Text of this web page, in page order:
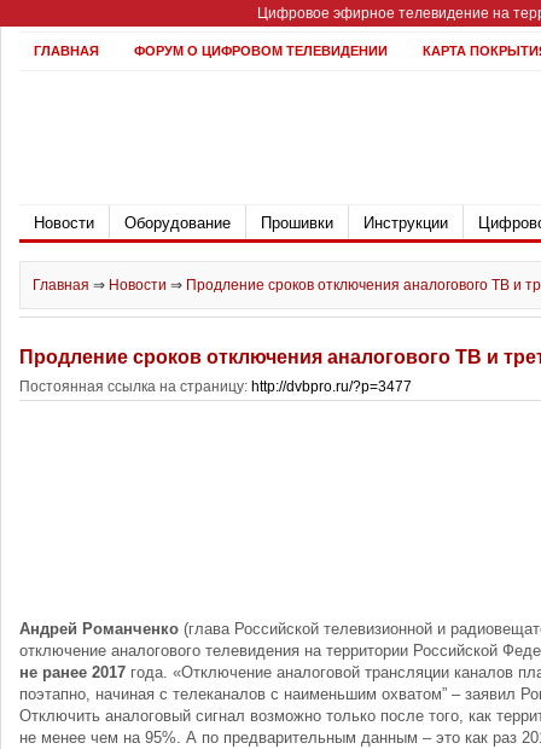
Цифровое эфирное телевидение на
ГЛАВНАЯ ФОРУМ О ЦИФРОВОМ ТЕЛЕВИДЕНИИ КАРТА
Новости Оборудование Прошивки Инструкции
Главная ⇒ Новости ⇒ Продление сроков отключения аналогового ТВ и
Продление сроков отключения аналогового ТВ и
Постоянная ссылка на страницу: http://dvbpro.ru/?p=3477
Андрей Романченко (глава Российской телевизионной и
отключение аналогового телевидения на территории Российской
не ранее 2017 года. «Отключение аналоговой трансляции каналов
поэтапно, начиная с телеканалов с наименьшим охватом” – заявил
Отключить аналоговый сигнал возможно только после того, как
не менее чем на 95%. А по предварительным данным – это как раз